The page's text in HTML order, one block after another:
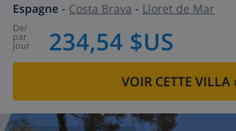
Espagne - Costa Brava - Lloret de Mar
de/
par
jour 234,54 $US
VOIR CETTE VILLA